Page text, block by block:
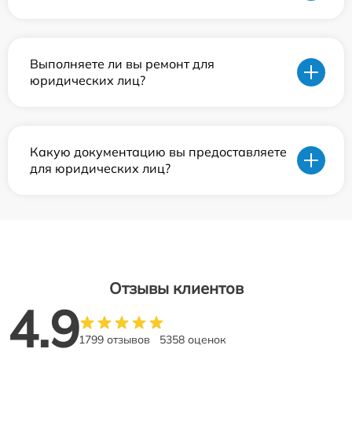
Выполняете ли вы ремонт для
юридических лиц?
Какую документацию вы предоставляете
для юридических лиц?
Отзывы клиентов
4.91799 отзывов 5358 оценок